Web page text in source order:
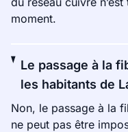
moment.
Le passage à la
les habitants de
Non, le passage à la
ne peut pas être